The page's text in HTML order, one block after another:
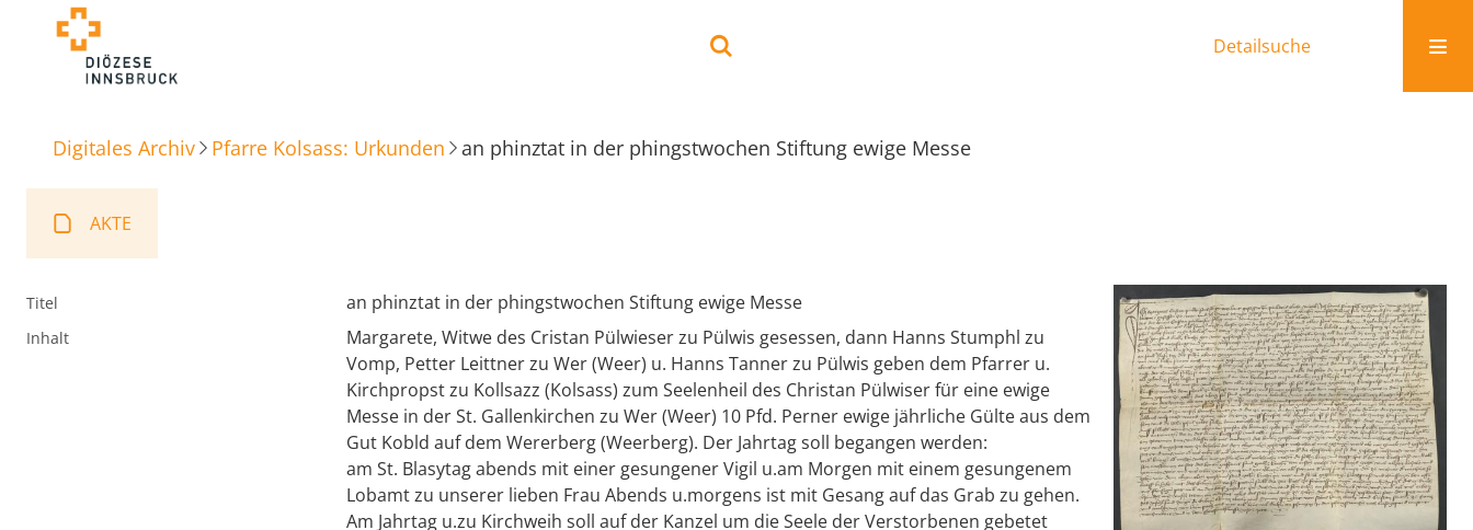
Detailsuche
Digitales Archiv Pfarre Kolsass: Urkunden an phinztat in der phingstwochen Stiftung ewige Messe
AKTE
Titel an phinztat in der phingstwochen Stiftung ewige Messe
Inhalt
Margarete, Witwe des Cristan Pülwieser zu Pülwis gesessen, dann Hanns Stumphl zu
Vomp, Petter Leittner zu Wer (Weer) u. Hanns Tanner zu Pülwis geben dem Pfarrer u.
Kirchpropst zu Kollsazz (Kolsass) zum Seelenheil des Christan Pülwiser für eine ewige
Messe in der St. Gallenkirchen zu Wer (Weer) 10 Pfd. Perner ewige jährliche Gülte aus dem
Gut Kobld auf dem Wererberg (Weerberg). Der Jahrtag soll begangen werden:
am St. Blasytag abends mit einer gesungener Vigil u.am Morgen mit einem gesungenem
Lobamt zu unserer lieben Frau Abends u.morgens ist mit Gesang auf das Grab zu gehen.
Am Jahrtag u.zu Kirchweih soll auf der Kanzel um die Seele der Verstorbenen gebetet